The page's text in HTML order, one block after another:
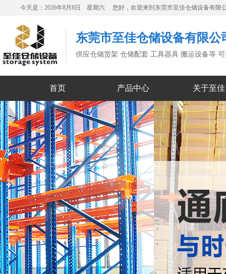
今天是：2026年8月8日 星期六 您好，欢迎来到东莞市至佳仓储设备有限
东莞市至佳仓储设备有限公
供应仓储货架 仓储配套 工具器具 搬运设备等
首页 产品中心 关于至佳